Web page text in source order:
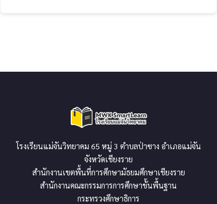
โรงเรียนแม่จันวิทยาคม 65 หมู่ 3 ตำบลป่าซาง อำเภอแม่จัน
จังหวัดเชียงราย
สำนักงานเขตพื้นที่การศึกษามัธยมศึกษาเชียงราย
สำนักงานคณะกรรมการการศึกษาขั้นพื้นฐาน
กระทรวงศึกษาธิการ